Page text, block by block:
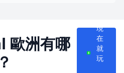
歐洲有哪
現
在
就
玩